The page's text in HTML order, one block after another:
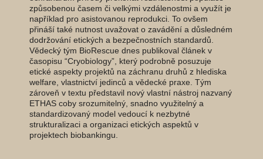
způsobenou časem či velkými vzdálenostmi a využít je
například pro asistovanou reprodukci. To ovšem
přináší také nutnost uvažovat o zavádění a důsledném
dodržování etických a bezpečnostních standardů.
Vědecký tým BioRescue dnes publikoval článek v
časopisu “Cryobiology”, který podrobně posuzuje
etické aspekty projektů na záchranu druhů z hlediska
welfare, vlastnictví jedinců a vědecké praxe. Tým
zároveň v textu představil nový vlastní nástroj nazvaný
ETHAS coby srozumitelný, snadno využitelný a
standardizovaný model vedoucí k nezbytné
strukturalizaci a organizaci etických aspektů v
projektech biobankingu.